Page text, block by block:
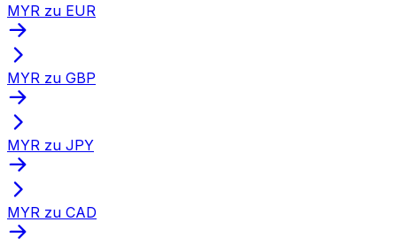
MYR zu EUR
MYR zu GBP
MYR zu JPY
MYR zu CAD